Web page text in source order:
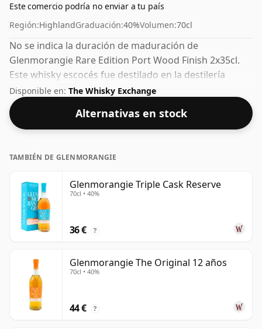
Este comercio podría no enviar a tu país
Región:HighlandGraduación:40%Volumen:70cl
No se indica la duración de maduración de
Glenmorangie Rare Edition Port Wood Finish 2x35cl.
Este whisky escocés fue destilado en la destilería
Glenmorangie. Este whisky viene en una botella de 70
cl y se embotelló con una concentración del 40%.
Disponible en: The Whisky Exchange
Alternativas en stock
TAMBIÉN DE GLENMORANGIE
Glenmorangie Triple Cask Reserve
70cl • 40%
36 € ?
Glenmorangie The Original 12 años
70cl • 40%
44 € ?